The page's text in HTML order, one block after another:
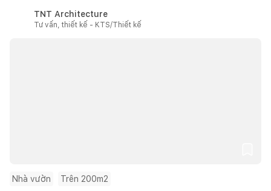
TNT Architecture
Tư vấn, thiết kế - KTS/Thiết kế
Nhà vườn Trên 200m2